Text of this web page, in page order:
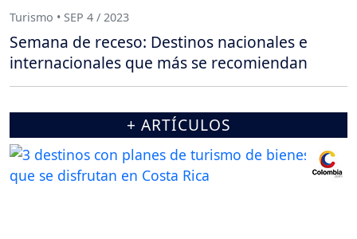
Turismo • SEP 4 / 2023
Semana de receso: Destinos nacionales e
internacionales que más se recomiendan
+ ARTÍCULOS